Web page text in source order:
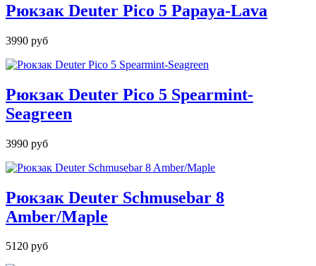
Рюкзак Deuter Pico 5 Papaya-Lava
3990 руб
Рюкзак Deuter Pico 5 Spearmint-
Seagreen
3990 руб
Рюкзак Deuter Schmusebar 8
Amber/Maple
5120 руб